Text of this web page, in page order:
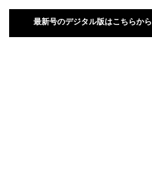
最新号のデジタル版はこちらから